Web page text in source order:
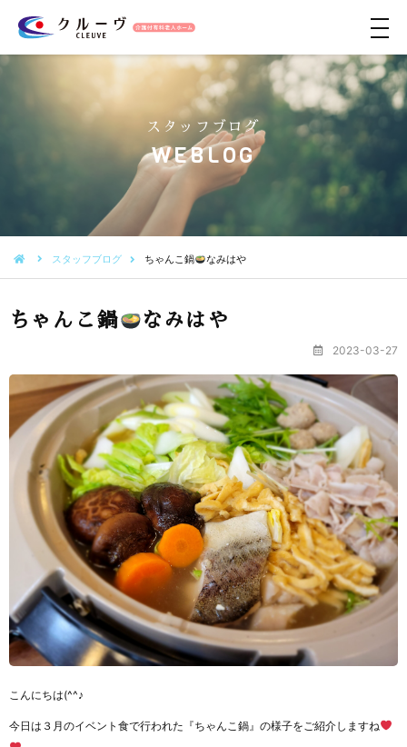
メ
ュ
ー
スタッフブログ
WEBLOG
スタッフブログ ちゃんこ鍋 なみはや
ちゃんこ鍋 なみはや
2023-03-27
こんにちは(^^♪
今日は３月のイベント食で行われた『ちゃんこ鍋』の様子をご紹介しますね